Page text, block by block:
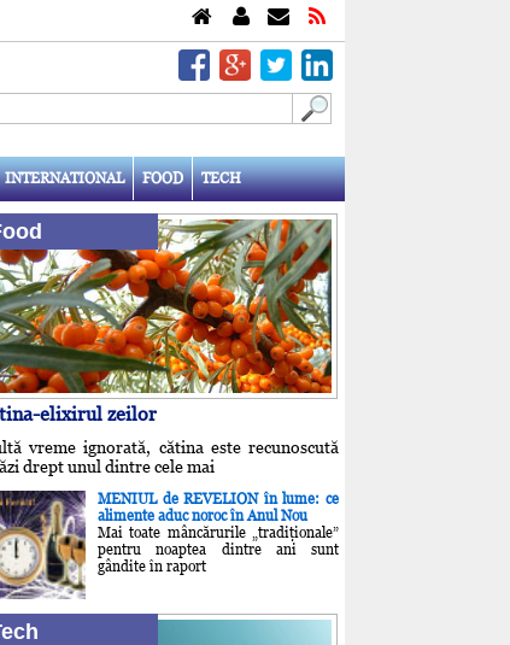
INTERNATIONAL FOOD TECH
elixirul zeilor
vreme ignorată, cătina este recunoscută
drept unul dintre cele mai
MENIUL de REVELION în lume: ce
alimente aduc noroc în Anul Nou
Mai toate mâncărurile „tradiţionale”
pentru noaptea dintre ani sunt
gândite în raport